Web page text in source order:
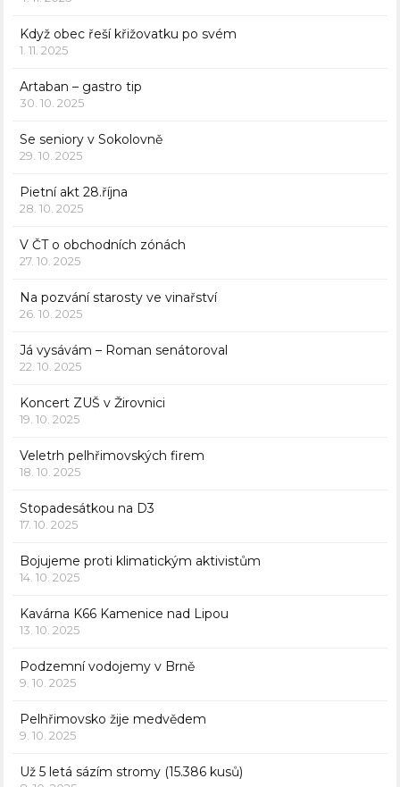
Když obec řeší křižovatku po svém
1. 11. 2025
Artaban – gastro tip
30. 10. 2025
Se seniory v Sokolovně
29. 10. 2025
Pietní akt 28.října
28. 10. 2025
V ČT o obchodních zónách
27. 10. 2025
Na pozvání starosty ve vinařství
26. 10. 2025
Já vysávám – Roman senátoroval
22. 10. 2025
Koncert ZUŠ v Žirovnici
19. 10. 2025
Veletrh pelhřimovských firem
18. 10. 2025
Stopadesátkou na D3
17. 10. 2025
Bojujeme proti klimatickým aktivistům
14. 10. 2025
Kavárna K66 Kamenice nad Lipou
13. 10. 2025
Podzemní vodojemy v Brně
9. 10. 2025
Pelhřimovsko žije medvědem
9. 10. 2025
Už 5 letá sázím stromy (15.386 kusů)